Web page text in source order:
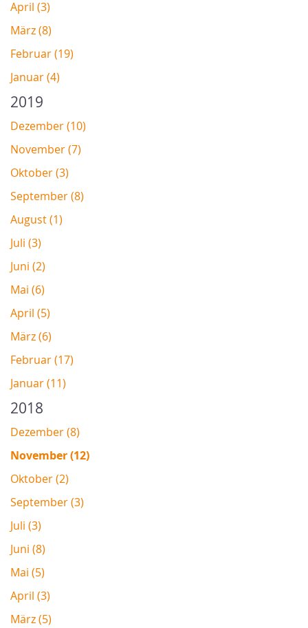
April (3)
März (8)
Februar (19)
Januar (4)
2019
Dezember (10)
November (7)
Oktober (3)
September (8)
August (1)
Juli (3)
Juni (2)
Mai (6)
April (5)
März (6)
Februar (17)
Januar (11)
2018
Dezember (8)
November (12)
Oktober (2)
September (3)
Juli (3)
Juni (8)
Mai (5)
April (3)
März (5)